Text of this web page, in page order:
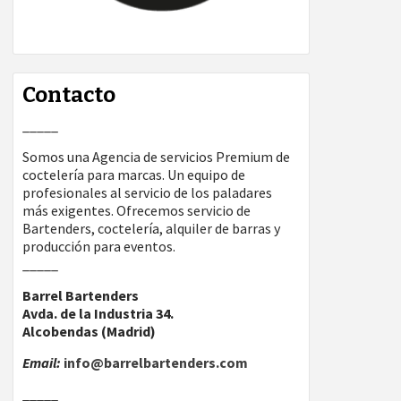
Contacto
Somos una Agencia de servicios Premium de
coctelería para marcas. Un equipo de
profesionales al servicio de los paladares
más exigentes. Ofrecemos servicio de
Bartenders, coctelería, alquiler de barras y
producción para eventos.
Barrel Bartenders
Avda. de la Industria 34.
Alcobendas (Madrid)
Email: info@barrelbartenders.com